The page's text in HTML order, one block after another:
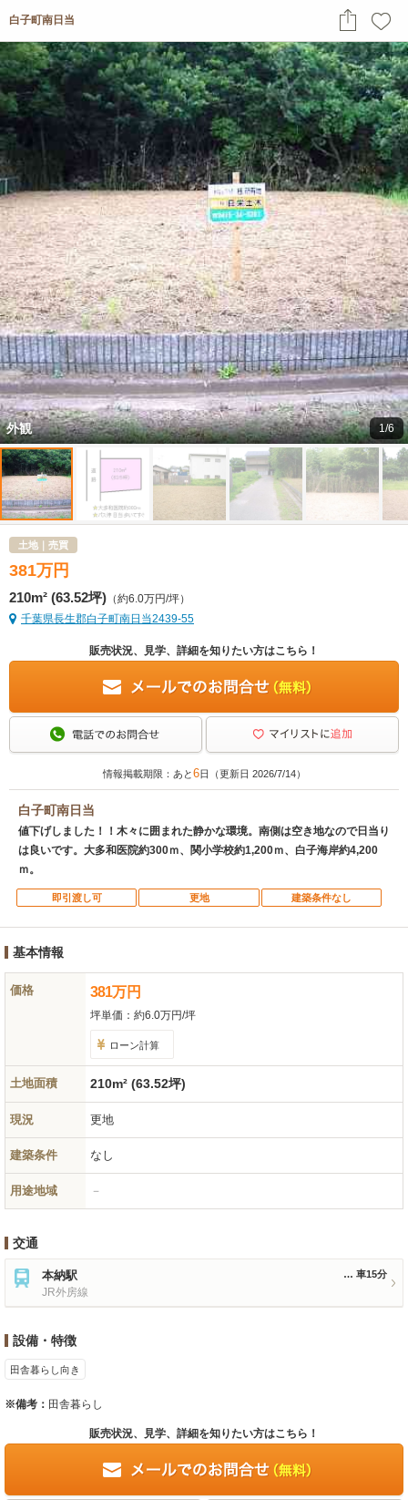
外観 1/6
白子町南日当
土地｜売買
381万 円
210m² (63.52坪) （約6.0万円/坪）
千葉県長生郡白子町南日当2439-55
販売状況、見学、詳細を知りたい方はこちら！
情報掲載期限：あと6日（更新日 2026/7/14）
白子町南日当
値下げしました！！木々に囲まれた静かな環境。南側は空き地なので日当り
は良いです。大多和医院約300ｍ、関小学校約1,200ｍ、白子海岸約4,200
ｍ。
即引渡し可 更地 建築条件なし
基本情報
価格 381万円
坪単価： 約6.0万円/坪
ローン計算
土地面積 210m² (63.52坪)
現況 更地
建築条件 なし
用途地域 －
交通
本納駅
JR外房線
車15分
設備・特徴
田舎暮らし向き
※備考： 田舎暮らし
販売状況、見学、詳細を知りたい方はこちら！